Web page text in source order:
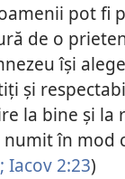
pot fi
de o
își
și
la bine și la
numit în mod
Iacov 2:23)